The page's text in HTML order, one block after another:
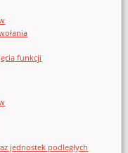
funkcji
jednostek podległych